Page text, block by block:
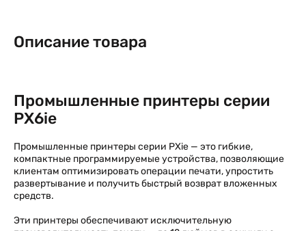
Описание товара
Промышленные принтеры серии
PХ6ie
Промышленные принтеры серии PХie — это гибкие,
компактные программируемые устройства, позволяющие
клиентам оптимизировать операции печати, упростить
развертывание и получить быстрый возврат вложенных
средств.
Эти принтеры обеспечивают исключительную